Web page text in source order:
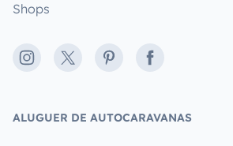
Shops
Instagram
X PinterestFacebook
ALUGUER DE AUTOCARAVANAS